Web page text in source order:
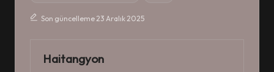
Son güncelleme 23 Aralık 2025
Haitangyon